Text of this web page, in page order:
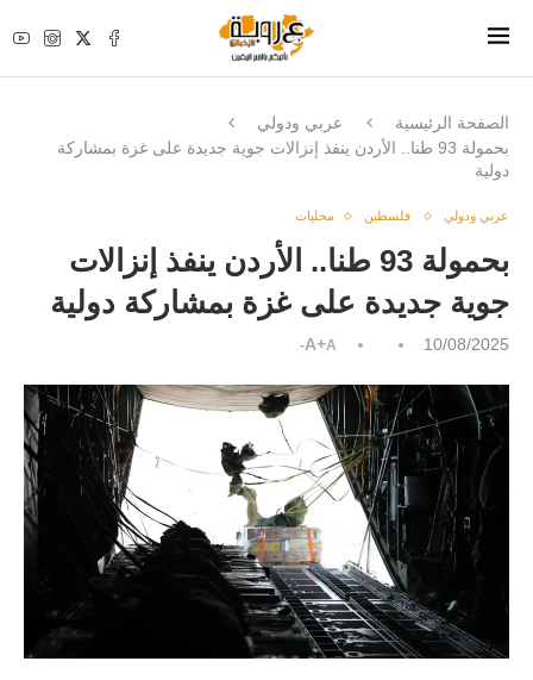
الصفحة الرئيسية
عربي ودولي
بحمولة 93 طنا.. الأردن ينفذ إنزالات جوية جديدة على غزة بمشاركة
دولية
عربي ودولي فلسطين محليات
بحمولة 93 طنا.. الأردن ينفذ إنزالات
جوية جديدة على غزة بمشاركة دولية
10/08/2025
A+A-